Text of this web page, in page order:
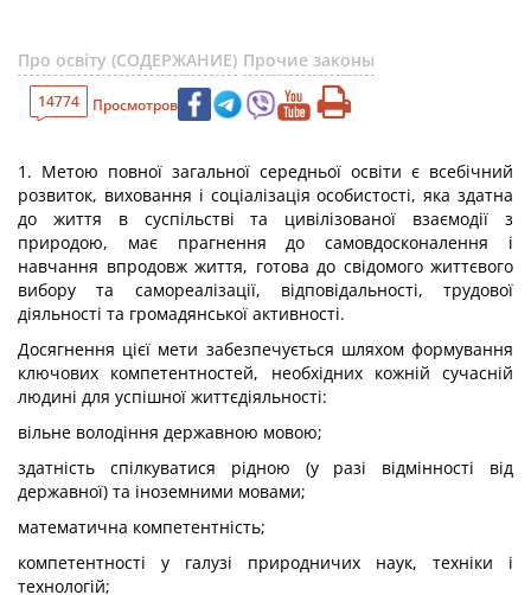
Про освіту (СОДЕРЖАНИЕ) Прочие законы
14774 Просмотров
1. Метою повної загальної середньої освіти є всебічний
розвиток, виховання і соціалізація особистості, яка здатна
до життя в суспільстві та цивілізованої взаємодії з
природою, має прагнення до самовдосконалення і
навчання впродовж життя, готова до свідомого життєвого
вибору та самореалізації, відповідальності, трудової
діяльності та громадянської активності.
Досягнення цієї мети забезпечується шляхом формування
ключових компетентностей, необхідних кожній сучасній
людині для успішної життєдіяльності:
вільне володіння державною мовою;
здатність спілкуватися рідною (у разі відмінності від
державної) та іноземними мовами;
математична компетентність;
компетентності у галузі природничих наук, техніки і
технологій;